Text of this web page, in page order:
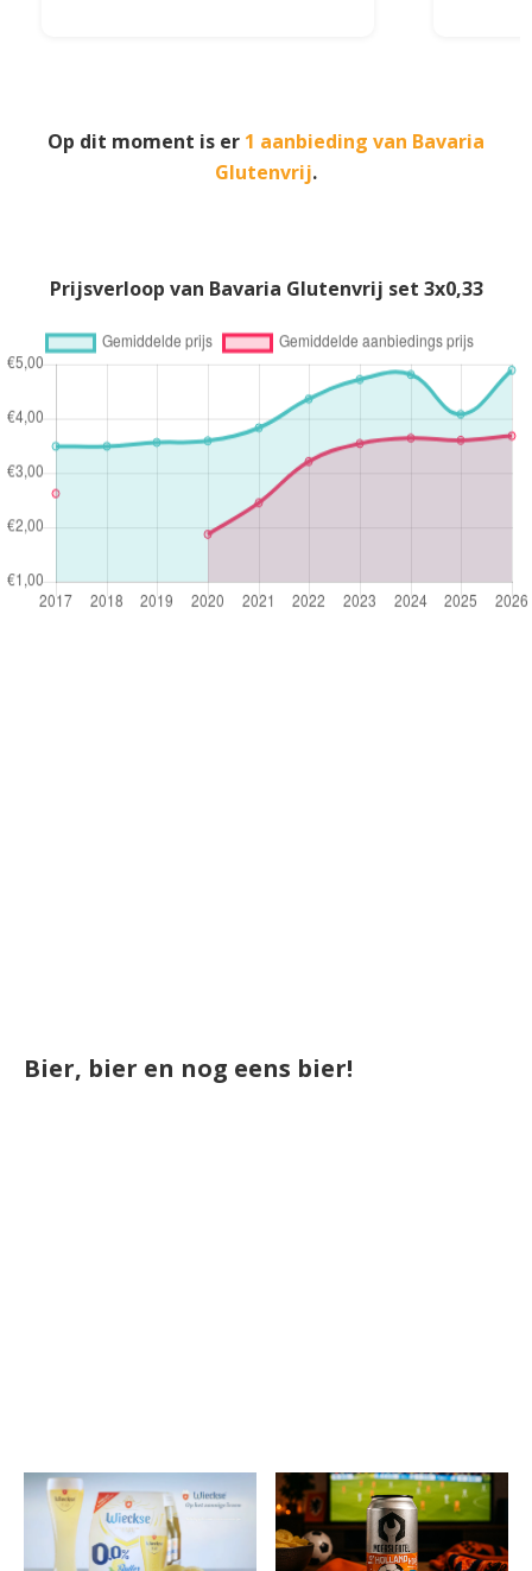
Op dit moment is er 1 aanbieding van Bavaria
Glutenvrij.
Prijsverloop van Bavaria Glutenvrij set 3x0,33
Bier, bier en nog eens bier!